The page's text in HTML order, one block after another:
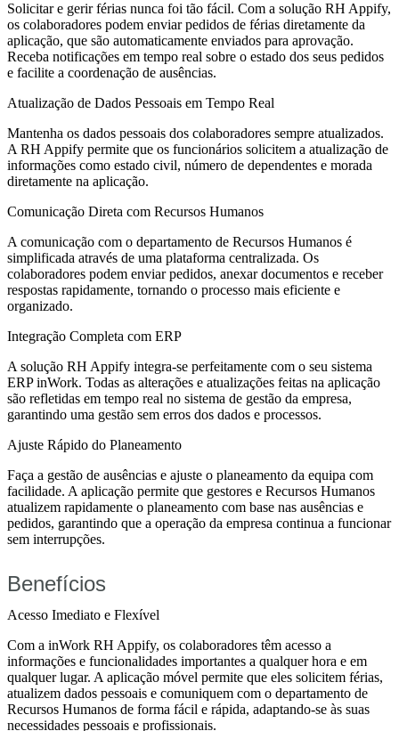
Solicitar e gerir férias nunca foi tão fácil. Com a solução RH Appify,
os colaboradores podem enviar pedidos de férias diretamente da
aplicação, que são automaticamente enviados para aprovação.
Receba notificações em tempo real sobre o estado dos seus pedidos
e facilite a coordenação de ausências.
Atualização de Dados Pessoais em Tempo Real
Mantenha os dados pessoais dos colaboradores sempre atualizados.
A RH Appify permite que os funcionários solicitem a atualização de
informações como estado civil, número de dependentes e morada
diretamente na aplicação.
Comunicação Direta com Recursos Humanos
A comunicação com o departamento de Recursos Humanos é
simplificada através de uma plataforma centralizada. Os
colaboradores podem enviar pedidos, anexar documentos e receber
respostas rapidamente, tornando o processo mais eficiente e
organizado.
Integração Completa com ERP
A solução RH Appify integra-se perfeitamente com o seu sistema
ERP inWork. Todas as alterações e atualizações feitas na aplicação
são refletidas em tempo real no sistema de gestão da empresa,
garantindo uma gestão sem erros dos dados e processos.
Ajuste Rápido do Planeamento
Faça a gestão de ausências e ajuste o planeamento da equipa com
facilidade. A aplicação permite que gestores e Recursos Humanos
atualizem rapidamente o planeamento com base nas ausências e
pedidos, garantindo que a operação da empresa continua a funcionar
sem interrupções.
Benefícios
Acesso Imediato e Flexível
Com a inWork RH Appify, os colaboradores têm acesso a
informações e funcionalidades importantes a qualquer hora e em
qualquer lugar. A aplicação móvel permite que eles solicitem férias,
atualizem dados pessoais e comuniquem com o departamento de
Recursos Humanos de forma fácil e rápida, adaptando-se às suas
necessidades pessoais e profissionais.